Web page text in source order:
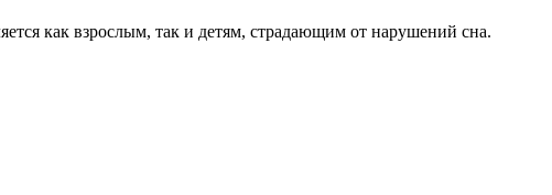
как взрослым, так и детям, страдающим от нарушений сна.